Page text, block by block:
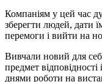
Компаніям у цей час
зберегти людей, дати
перемоги і вийти на
Вивчали новий для
предмет
днями роботи на